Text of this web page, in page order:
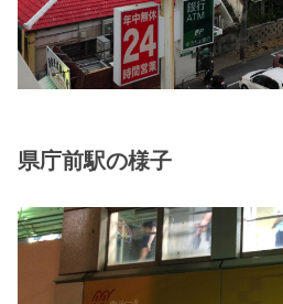
県庁前駅の様子